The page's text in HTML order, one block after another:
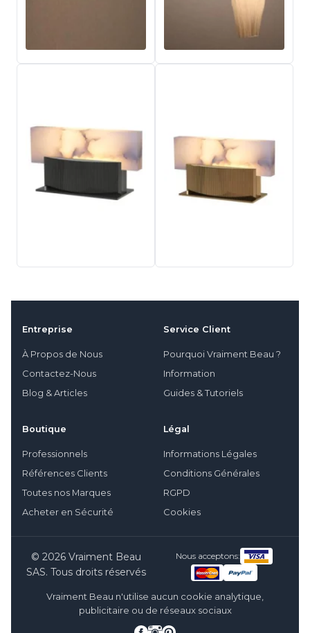
Entreprise
À Propos de Nous
Contactez-Nous
Blog & Articles
Service Client
Pourquoi Vraiment Beau ?
Information
Guides & Tutoriels
Boutique
Professionnels
Références Clients
Toutes nos Marques
Acheter en Sécurité
Légal
Informations Légales
Conditions Générales
RGPD
Cookies
© 2026 Vraiment Beau
SAS. Tous droits réservés
Nous acceptons:
Vraiment Beau n'utilise aucun cookie analytique,
publicitaire ou de réseaux sociaux